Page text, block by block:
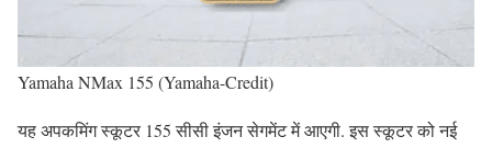
Yamaha NMax 155 (Yamaha-Credit)
यह अपकमिंग स्कूटर 155 सीसी इंजन सेगमेंट में आएगी. इस स्कूटर को नई